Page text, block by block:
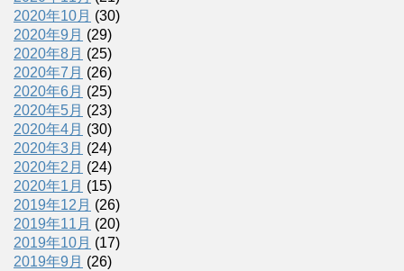
2020年10月 (30)
2020年9月 (29)
2020年8月 (25)
2020年7月 (26)
2020年6月 (25)
2020年5月 (23)
2020年4月 (30)
2020年3月 (24)
2020年2月 (24)
2020年1月 (15)
2019年12月 (26)
2019年11月 (20)
2019年10月 (17)
2019年9月 (26)